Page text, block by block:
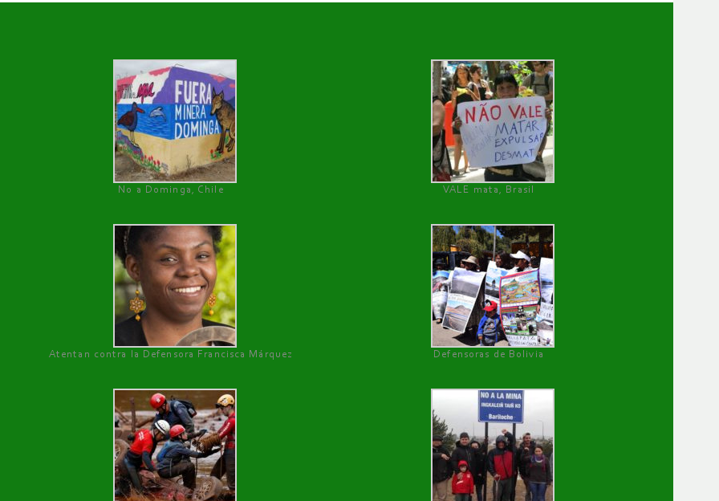
No a Dominga, Chile
VALE mata, Brasil
Atentan contra la Defensora Francisca Márquez Defensoras de Bolivia